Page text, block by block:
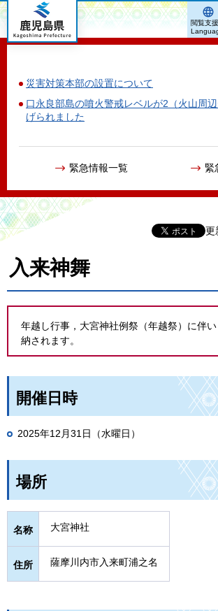
鹿児島県
災害対策本部の設置について
口永良部島の噴火警戒レベルが2（火山周
げられました
緊急情報一覧 緊
閲覧支援
更
入来神舞
年越し行事，大宮神社例祭（年越祭）に伴
納されます。
開催日時
2025年12月31日（水曜日）
場所
名称 大宮神社
住所 薩摩川内市入来町浦之名